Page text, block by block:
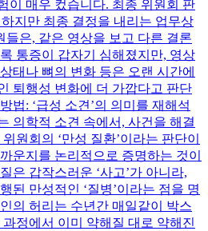
이 매우 컸습니다. 최종 위원회 판
지만 최종 결정을 내리는 업무상
들은, 같은 영상을 보고 다른 결론
통증이 갑자기 심해졌지만, 영상
태나 뼈의 변화 등은 오랜 시간에
퇴행성 변화에 더 가깝다고 판단
법: ‘급성 소견’의 의미를 재해석
의학적 소견 속에서, 사건을 해결
원회의 ‘만성 질환’이라는 판단이
운지를 논리적으로 증명하는 것이
은 갑작스러운 ‘사고’가 아니라,
된 만성적인 ‘질병’이라는 점을 명
의 허리는 수년간 매일같이 박스
정에서 이미 약해질 대로 약해진